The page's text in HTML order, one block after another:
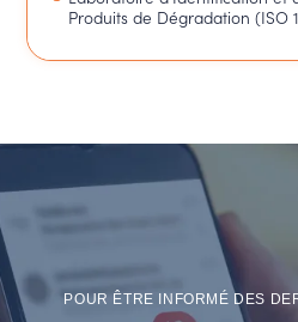
Produits de Dégradation (ISO
POUR ÊTRE INFORMÉ DES